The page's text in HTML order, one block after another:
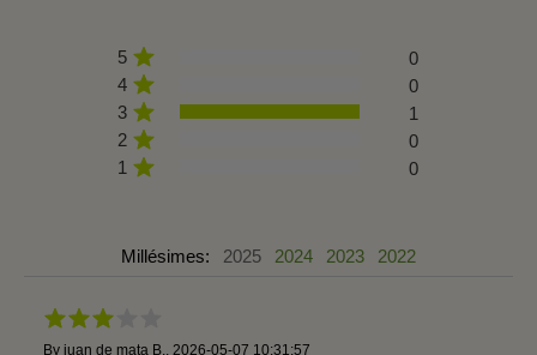
5
0
4
0
3
1
2
0
1
0
Millésimes: 2025 2024 2023 2022
By juan de mata B. 2026-05-07 10:31:57